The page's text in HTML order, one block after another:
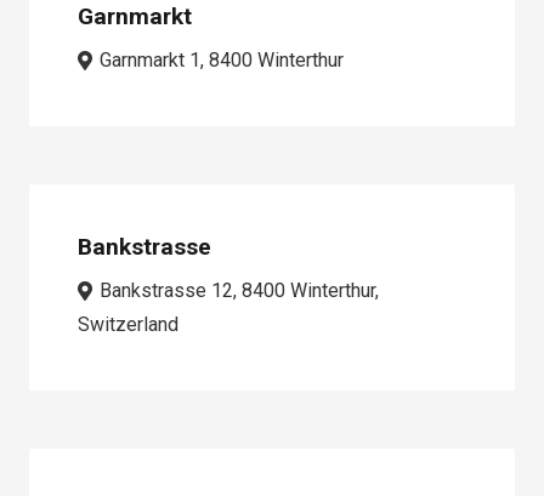
Garnmarkt
Garnmarkt 1, 8400 Winterthur
Bankstrasse
Bankstrasse 12, 8400 Winterthur,
Switzerland